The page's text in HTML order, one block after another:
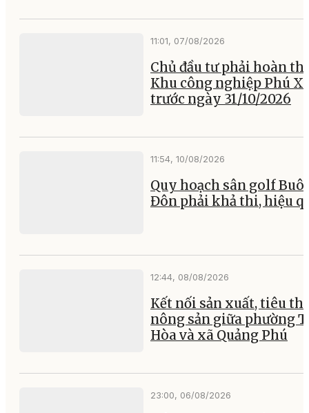
11:01, 07/08/2026
Chủ đầu tư phải hoàn
Khu công nghiệp Phú
trước ngày 31/10/2026
11:54, 10/08/2026
Quy hoạch sân golf
Đôn phải khả thi, hiệu
12:44, 08/08/2026
Kết nối sản xuất, tiêu
nông sản giữa phường
Hòa và xã Quảng Phú
23:00, 06/08/2026